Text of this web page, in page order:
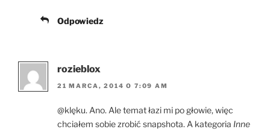
Odpowiedz
rozieblox
21 MARCA, 2014 O 7:09 AM
@klęku. Ano. Ale temat łazi mi po głowie, więc
chciałem sobie zrobić snapshota. A kategoria Inne